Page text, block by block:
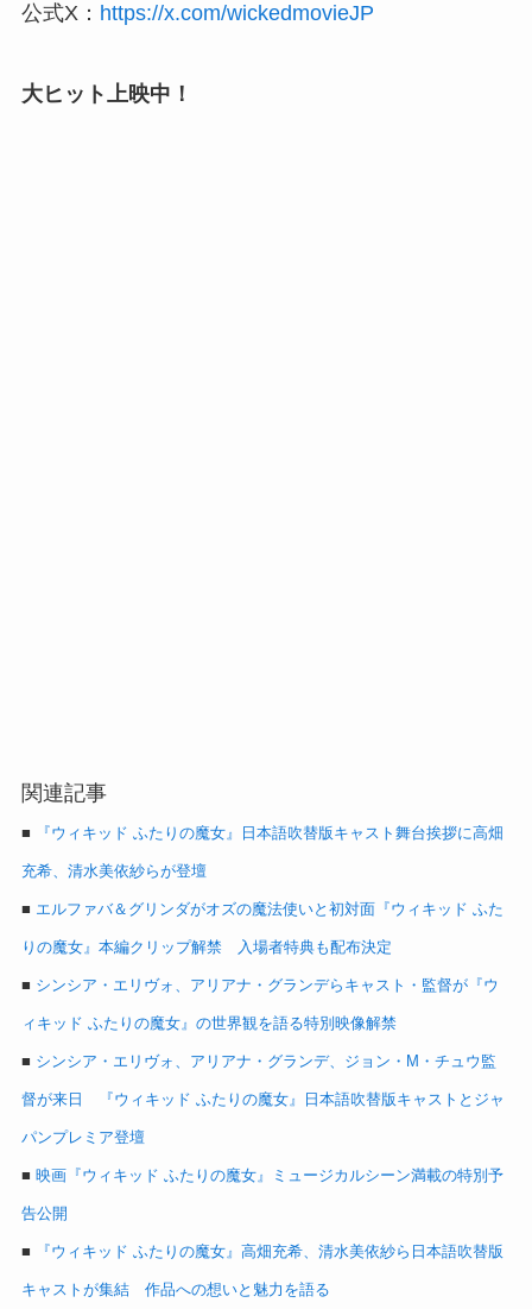
公式X： https://x.com/wickedmovieJP
大ヒット上映中！
関連記事
■ 『ウィキッド ふたりの魔女』日本語吹替版キャスト舞台挨拶に高畑
充希、清水美依紗らが登壇
■ エルファバ＆グリンダがオズの魔法使いと初対面『ウィキッド ふた
りの魔女』本編クリップ解禁 入場者特典も配布決定
■ シンシア・エリヴォ、アリアナ・グランデらキャスト・監督が『ウ
ィキッド ふたりの魔女』の世界観を語る特別映像解禁
■ シンシア・エリヴォ、アリアナ・グランデ、ジョン・M・チュウ監
督が来日 『ウィキッド ふたりの魔女』日本語吹替版キャストとジャ
パンプレミア登壇
■ 映画『ウィキッド ふたりの魔女』ミュージカルシーン満載の特別予
告公開
■ 『ウィキッド ふたりの魔女』高畑充希、清水美依紗ら日本語吹替版
キャストが集結 作品への想いと魅力を語る